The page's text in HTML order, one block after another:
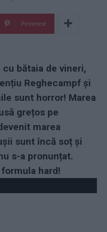
Pinterest
bătaia de vineri,
Reghecampf și
sunt horror! Marea
grețos pe
marea
sunt încă soț și
s-a pronunțat.
hard!